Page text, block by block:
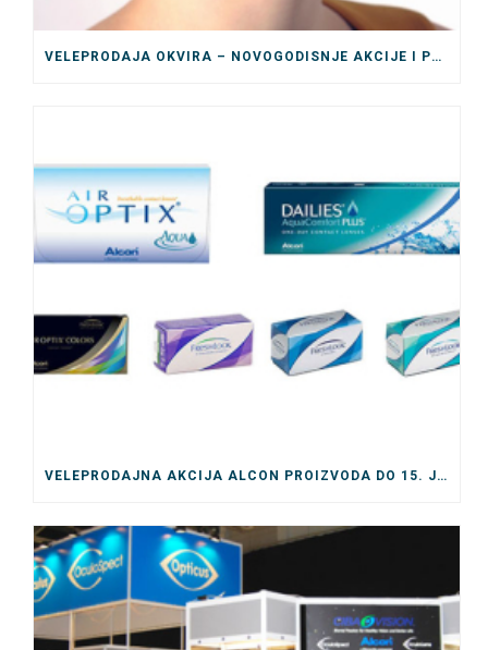
VELEPRODAJA OKVIRA – NOVOGODISNJE AKCIJE I POPUSTI
VELEPRODAJNA AKCIJA ALCON PROIZVODA DO 15. JULA